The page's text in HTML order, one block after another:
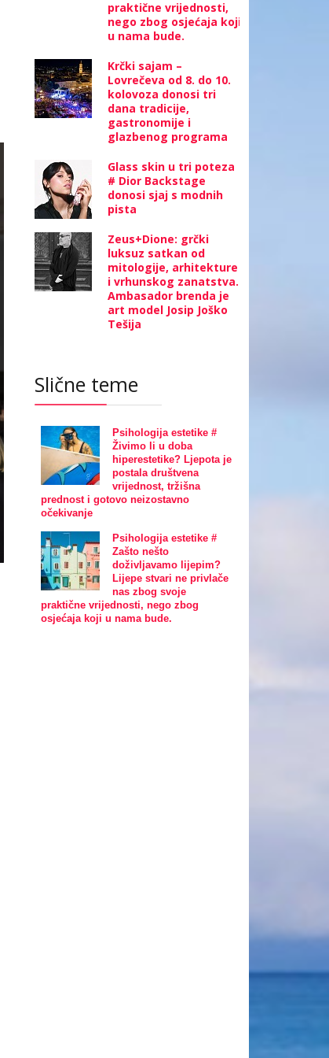
praktične vrijednosti,
nego zbog osjećaja koji
u nama bude.
Krčki sajam –
Lovrečeva od 8. do 10.
kolovoza donosi tri
dana tradicije,
gastronomije i
glazbenog programa
Glass skin u tri poteza
# Dior Backstage
donosi sjaj s modnih
pista
Zeus+Dione: grčki
luksuz satkan od
mitologije, arhitekture
i vrhunskog zanatstva.
Ambasador brenda je
art model Josip Joško
Tešija
Slične teme
Psihologija estetike #
Živimo li u doba
hiperestetike? Ljepota je
postala društvena
vrijednost, tržišna
prednost i gotovo neizostavno
očekivanje
Psihologija estetike #
Zašto nešto
doživljavamo lijepim?
Lijepe stvari ne privlače
nas zbog svoje
praktične vrijednosti, nego zbog
osjećaja koji u nama bude.